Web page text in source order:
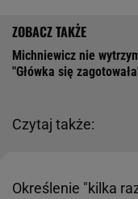
Czytaj także:
Michniewicz nie
"Główka się
Określenie "kilka